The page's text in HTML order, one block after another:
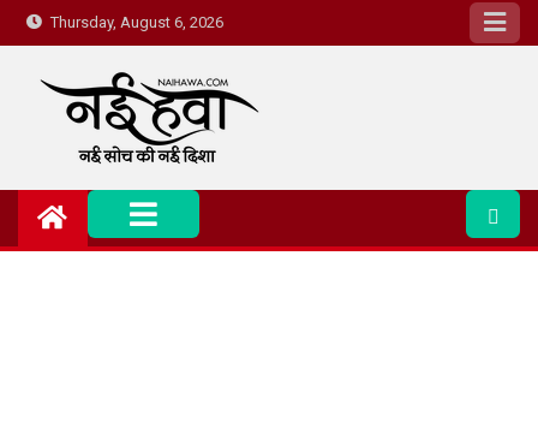
Thursday, August 6, 2026
Nai Hawa